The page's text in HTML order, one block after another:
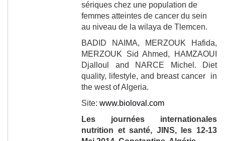
sériques chez une population de
femmes atteintes de cancer du sein
au niveau de la wilaya de Tlemcen.
BADID NAIMA, MERZOUK Hafida,
MERZOUK Sid Ahmed, HAMZAOUI
Djalloul and NARCE Michel . Diet
quality, lifestyle, and breast cancer in
the west of Algeria.
Site: www.bioloval.com
Les journées internationales
nutrition et santé, JINS, les 12-13